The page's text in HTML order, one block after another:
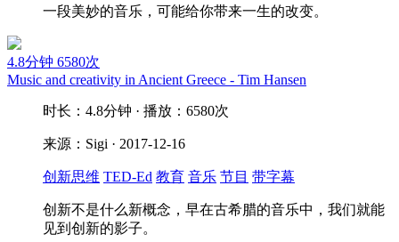
一段美妙的音乐，可能给你带来一生的改变。
4.8分钟 6580次
Music and creativity in Ancient Greece - Tim Hansen
时长：4.8分钟 · 播放：6580次
来源：Sigi · 2017-12-16
创新思维 TED-Ed 教育 音乐 节目 带字幕
创新不是什么新概念，早在古希腊的音乐中，我们就能
见到创新的影子。